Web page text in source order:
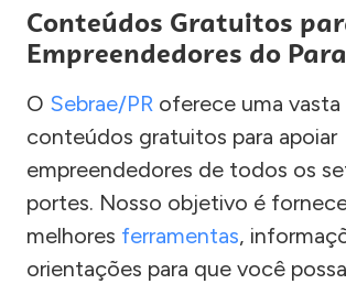
Conteúdos Gratuitos
Empreendedores do
O Sebrae/PR oferece uma
conteúdos gratuitos para apoiar
empreendedores de todos os
portes. Nosso objetivo é
melhores ferramentas,
orientações para que você